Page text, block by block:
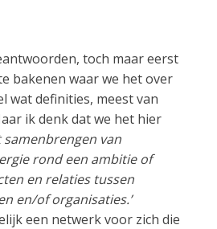
toch maar eerst
bakenen waar we het over
wat definities, meest van
ik denk dat we het hier
samenbrengen van
rond een ambitie of
en relaties tussen
en/of organisaties.’
een netwerk voor zich die